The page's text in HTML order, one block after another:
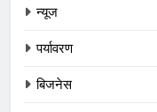
न्यूज
पर्यावरण
बिजनेस